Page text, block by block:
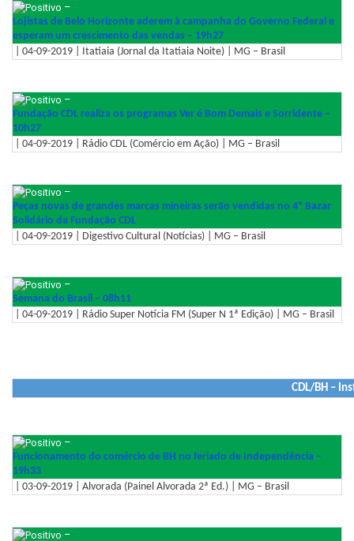
–
Lojistas de Belo Horizonte aderem à campanha do Governo Federal e
esperam um crescimento das vendas – 19h27
| 04-09-2019 | Itatiaia (Jornal da Itatiaia Noite) | MG – Brasil
–
Fundação CDL realiza os programas Ver é Bom Demais e Sorridente –
10h27
| 04-09-2019 | Rádio CDL (Comércio em Ação) | MG – Brasil
–
Peças novas de grandes marcas mineiras serão vendidas no 4º Bazar
Solidário da Fundação CDL
| 04-09-2019 | Digestivo Cultural (Notícias) | MG – Brasil
–
Semana do Brasil – 08h11
| 04-09-2019 | Rádio Super Notícia FM (Super N 1ª Edição) | MG – Brasil
CDL/BH –
–
Funcionamento do comércio de BH no feriado de Independência –
19h33
| 03-09-2019 | Alvorada (Painel Alvorada 2ª Ed.) | MG – Brasil
–